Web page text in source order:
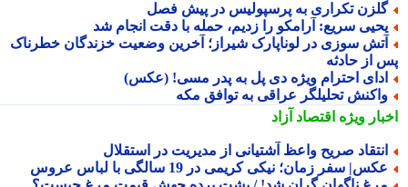
تکراری به پرسپولیس در پیش فصل
سریع: آرامکو را زدیم، حمله با دقت انجام شد
سوزی در لوناپارک شیراز؛ آخرین وضعیت خزندگان خطرناک
از حادثه
احترام ویژه دی پل به پدر مسی! (عکس)
تحلیلگر عراقی به توافق مکه
ویژهاقتصاد آزاد
صریح واعظ آشتیانی از مدیریت در استقلال
سفر زمان؛ نیکی کریمی در 19 سالگی با لباس عروس